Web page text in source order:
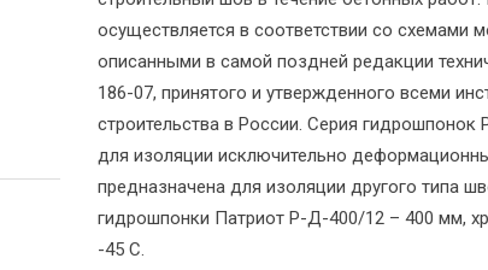
осуществляется в соответствии со схемами
описанными в самой поздней редакции
186-07, принятого и утвержденного всеми
строительства в России. Серия гидрошпонок
для изоляции исключительно
предназначена для изоляции другого типа
гидрошпонки Патриот Р-Д-400/12 – 400 мм,
-45 С.